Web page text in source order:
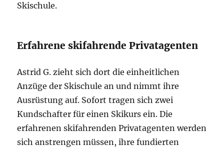
Skischule.
Erfahrene skifahrende Privatagenten
Astrid G. zieht sich dort die einheitlichen
Anzüge der Skischule an und nimmt ihre
Ausrüstung auf. Sofort tragen sich zwei
Kundschafter für einen Skikurs ein. Die
erfahrenen skifahrenden Privatagenten werden
sich anstrengen müssen, ihre fundierten